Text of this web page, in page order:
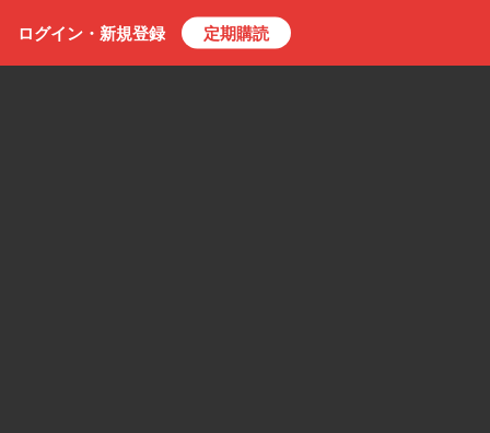
ログイン・ 新規登録 定期購読